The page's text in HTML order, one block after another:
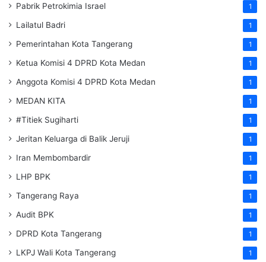
Pabrik Petrokimia Israel 1
Lailatul Badri 1
Pemerintahan Kota Tangerang 1
Ketua Komisi 4 DPRD Kota Medan 1
Anggota Komisi 4 DPRD Kota Medan 1
MEDAN KITA 1
#Titiek Sugiharti 1
Jeritan Keluarga di Balik Jeruji 1
Iran Membombardir 1
LHP BPK 1
Tangerang Raya 1
Audit BPK 1
DPRD Kota Tangerang 1
LKPJ Wali Kota Tangerang 1